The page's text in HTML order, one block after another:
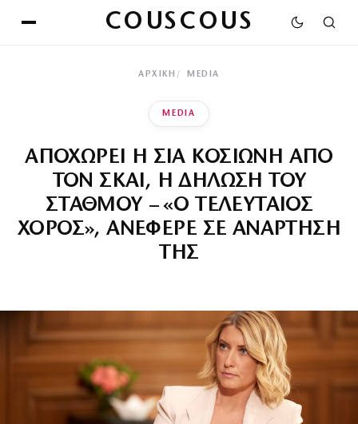
COUSCOUS
ΑΡΧΙΚΉ MEDIA
MEDIA
ΑΠΟΧΩΡΕΙ Η ΣΙΑ ΚΟΣΙΩΝΗ ΑΠΟ
ΤΟΝ ΣΚΑΙ, Η ΔΗΛΩΣΗ ΤΟΥ
ΣΤΑΘΜΟΥ – «Ο ΤΕΛΕΥΤΑΙΟΣ
ΧΟΡΟΣ», ΑΝΕΦΕΡΕ ΣΕ ΑΝΑΡΤΗΣΗ
ΤΗΣ